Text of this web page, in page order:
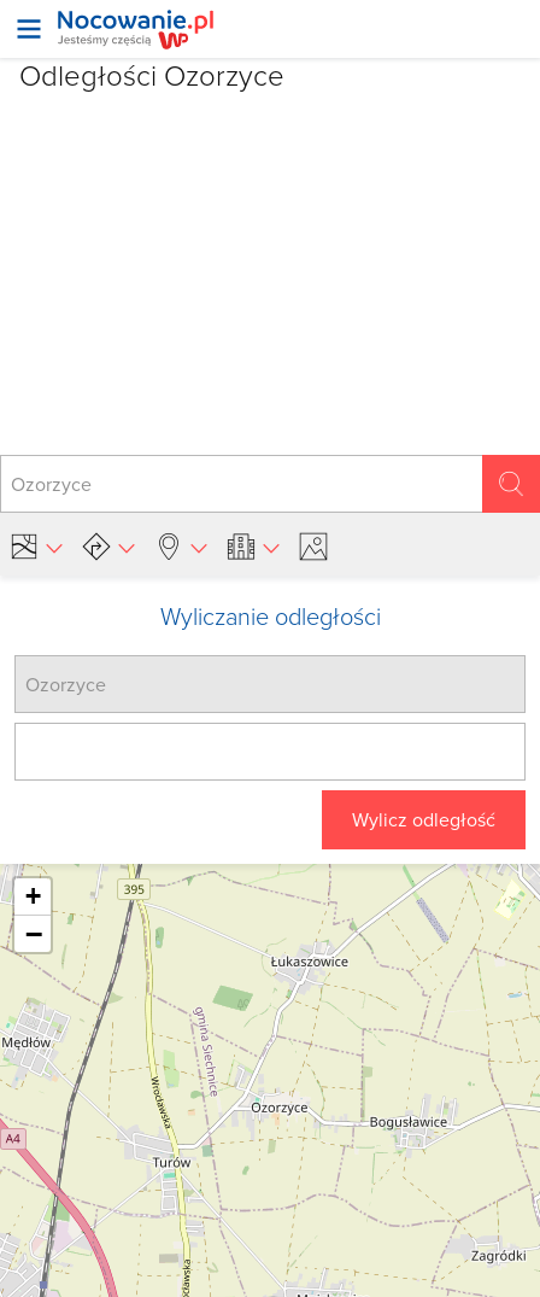
Odległości Ozorzyce
Wyliczanie odległości
Wylicz odległość
+
−